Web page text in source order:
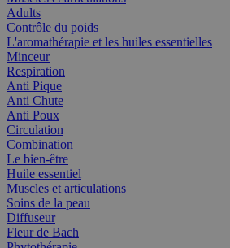
Adults
Contrôle du poids
L'aromathérapie et les huiles essentielles
Minceur
Respiration
Anti Pique
Anti Chute
Anti Poux
Circulation
Combination
Le bien-être
Huile essentiel
Muscles et articulations
Soins de la peau
Diffuseur
Fleur de Bach